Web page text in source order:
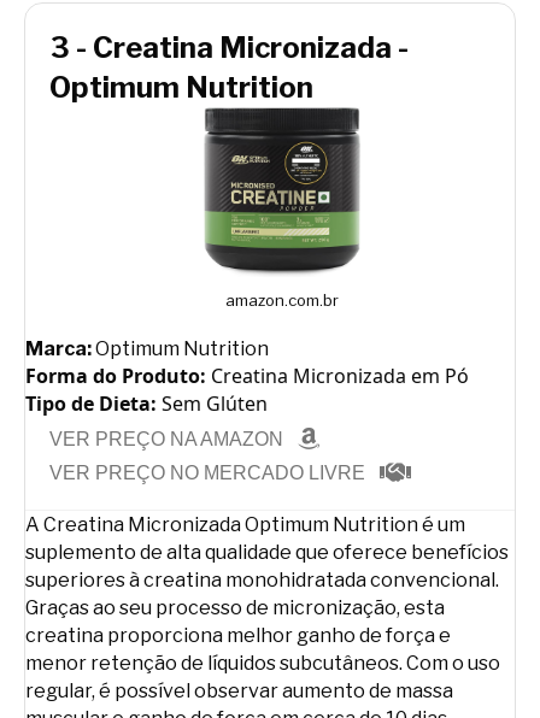
3 - Creatina Micronizada -
Optimum Nutrition
amazon.com.br
Marca:Optimum Nutrition
Forma do Produto: Creatina Micronizada em Pó
Tipo de Dieta: Sem Glúten
VER PREÇO NA AMAZON
VER PREÇO NO MERCADO LIVRE
A Creatina Micronizada Optimum Nutrition é um
suplemento de alta qualidade que oferece benefícios
superiores à creatina monohidratada convencional.
Graças ao seu processo de micronização, esta
creatina proporciona melhor ganho de força e
menor retenção de líquidos subcutâneos. Com o uso
regular, é possível observar aumento de massa